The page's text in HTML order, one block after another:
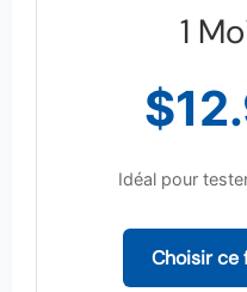
1
Idéal pour
Choisir ce